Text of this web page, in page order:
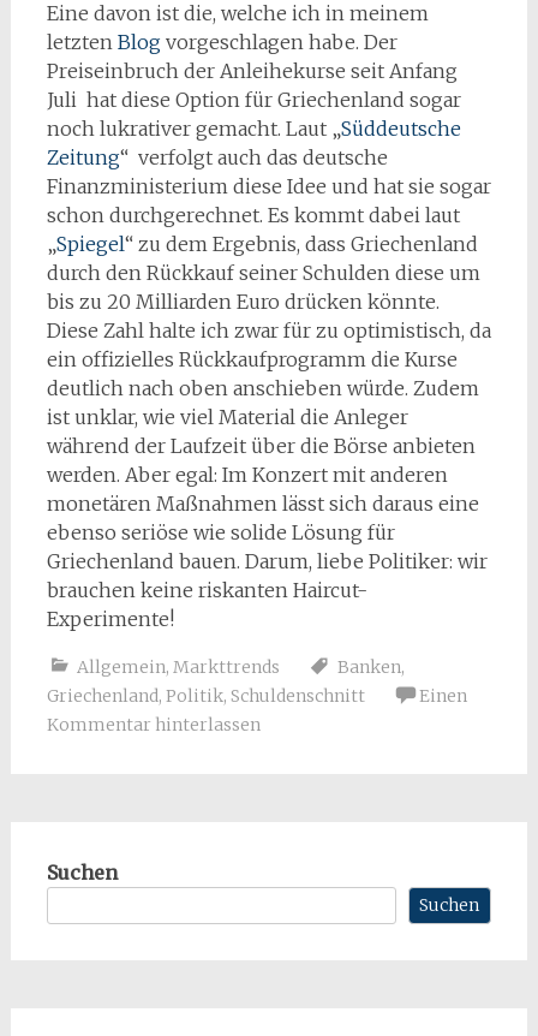
Eine davon ist die, welche ich in meinem
letzten Blog vorgeschlagen habe. Der
Preiseinbruch der Anleihekurse seit Anfang
Juli hat diese Option für Griechenland sogar
noch lukrativer gemacht. Laut „Süddeutsche
Zeitung“ verfolgt auch das deutsche
Finanzministerium diese Idee und hat sie sogar
schon durchgerechnet. Es kommt dabei laut
„Spiegel“ zu dem Ergebnis, dass Griechenland
durch den Rückkauf seiner Schulden diese um
bis zu 20 Milliarden Euro drücken könnte.
Diese Zahl halte ich zwar für zu optimistisch, da
ein offizielles Rückkaufprogramm die Kurse
deutlich nach oben anschieben würde. Zudem
ist unklar, wie viel Material die Anleger
während der Laufzeit über die Börse anbieten
werden. Aber egal: Im Konzert mit anderen
monetären Maßnahmen lässt sich daraus eine
ebenso seriöse wie solide Lösung für
Griechenland bauen. Darum, liebe Politiker: wir
brauchen keine riskanten Haircut-
Experimente!
Allgemein, Markttrends Banken,
Griechenland, Politik, Schuldenschnitt
Einen
Kommentar hinterlassen
Suchen
Suchen